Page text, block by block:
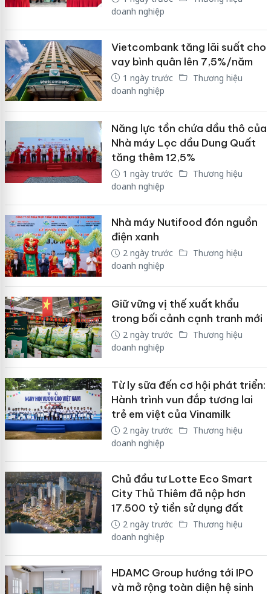
doanh nghiệp
Vietcombank tăng lãi suất cho
vay bình quân lên 7,5%/năm
1 ngày trước
Thương hiệu
doanh nghiệp
Năng lực tồn chứa dầu thô của
Nhà máy Lọc dầu Dung Quất
tăng thêm 12,5%
1 ngày trước
Thương hiệu
doanh nghiệp
Nhà máy Nutifood đón nguồn
điện xanh
2 ngày trước
Thương hiệu
doanh nghiệp
Giữ vững vị thế xuất khẩu
trong bối cảnh cạnh tranh mới
2 ngày trước
Thương hiệu
doanh nghiệp
Từ ly sữa đến cơ hội phát triển:
Hành trình vun đắp tương lai
trẻ em việt của Vinamilk
2 ngày trước
Thương hiệu
doanh nghiệp
Chủ đầu tư Lotte Eco Smart
City Thủ Thiêm đã nộp hơn
17.500 tỷ tiền sử dụng đất
2 ngày trước
Thương hiệu
doanh nghiệp
HDAMC Group hướng tới IPO
và mở rộng toàn diện hệ sinh